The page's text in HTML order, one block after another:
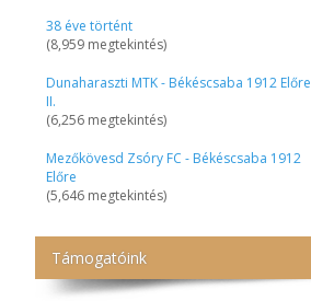
38 éve történt
(8,959 megtekintés)
Dunaharaszti MTK - Békéscsaba 1912 Előre
II.
(6,256 megtekintés)
Mezőkövesd Zsóry FC - Békéscsaba 1912
Előre
(5,646 megtekintés)
Támogatóink